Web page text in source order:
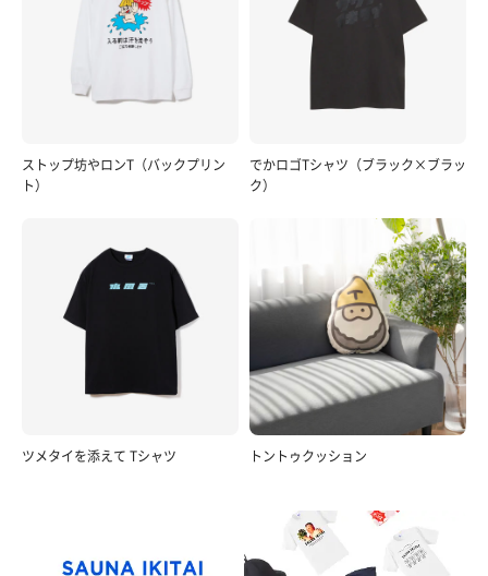
ストップ坊やロンT（バックプリン
ト）
でかロゴTシャツ（ブラック×ブラッ
ク）
ツメタイを添えて Tシャツ トントゥクッション